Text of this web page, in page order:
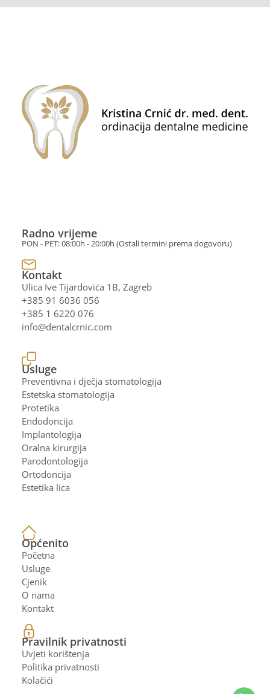
Radno vrijeme
PON - PET: 08:00h - 20:00h (Ostali termini prema dogovoru)
Kontakt
Ulica Ive Tijardovića 1B, Zagreb
+385 91 6036 056
+385 1 6220 076
info@dentalcrnic.com
Usluge
Preventivna i dječja stomatologija
Estetska stomatologija
Protetika
Endodoncija
Implantologija
Oralna kirurgija
Parodontologija
Ortodoncija
Estetika lica
Općenito
Početna
Usluge
Cjenik
O nama
Kontakt
Pravilnik privatnosti
Uvjeti korištenja
Politika privatnosti
Kolačići